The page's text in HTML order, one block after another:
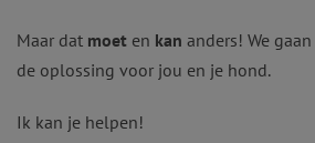
Maar dat moet en kan anders! We
de oplossing voor jou en je hond.
Ik kan je helpen!